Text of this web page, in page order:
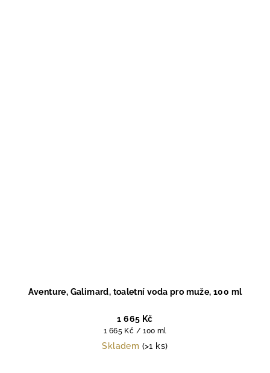
Aventure, Galimard, toaletní voda pro muže, 100 ml
1 665 Kč
Měrná
cena:
1 665 Kč / 100 ml
Skladem (>1 ks)